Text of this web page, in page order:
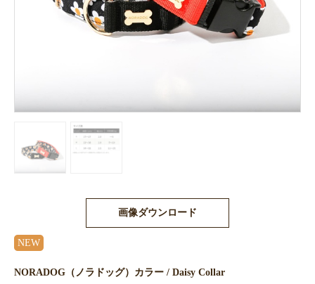
画像ダウンロード
NEW
NORADOG（ノラドッグ）カラー / Daisy Collar